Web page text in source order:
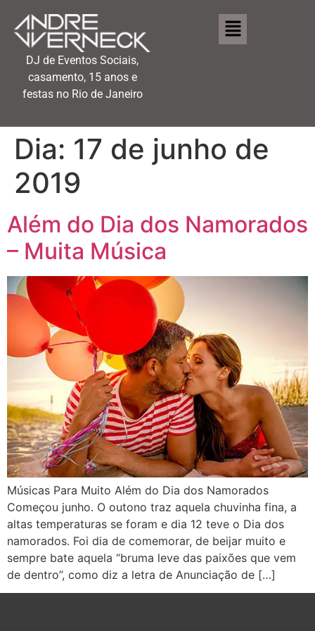
DJ de Eventos Sociais,
casamento, 15 anos e
festas no Rio de Janeiro
Dia: 17 de junho de
2019
Além do Dia dos Namorados
– Muita Música
Músicas Para Muito Além do Dia dos Namorados
Começou junho. O outono traz aquela chuvinha fina, a
altas temperaturas se foram e dia 12 teve o Dia dos
namorados. Foi dia de comemorar, de beijar muito e
sempre bate aquela “bruma leve das paixões que vem
de dentro”, como diz a letra de Anunciação de […]